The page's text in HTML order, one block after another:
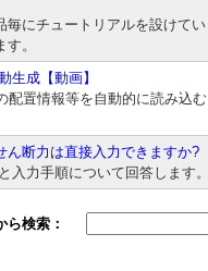
毎にチュートリアルを設けてい
。
生成【動画】
配置情報等を自動的に読み込む
ん断力は直接入力できますか?
入力手順について回答します。
ら検索：